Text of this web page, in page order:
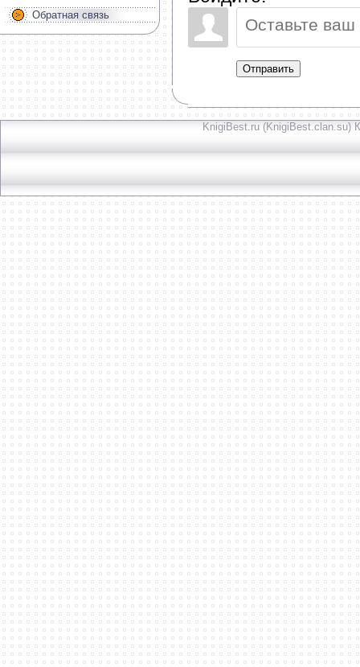
Обратная связь
Отправить
KnigiBest.ru (KnigiBest.clan.su)